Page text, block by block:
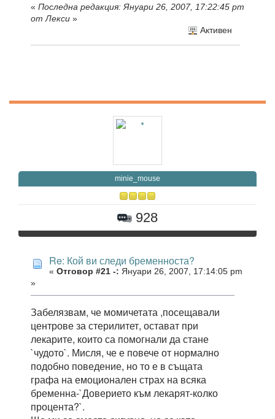
« Последна редакция: Януари 26, 2007, 17:22:45 pm
от Лекси »
Активен
minie_mouse
928
Re: Кой ви следи бременноста?
« Отговор #21 -: Януари 26, 2007, 17:14:05 pm
»
Забелязвам, че момичетата ,посещавали
центрове за стерилитет, остават при
лекарите, които са помогнали да стане
`чудото`. Мисля, че е повече от нормално
подобно поведение, но то е в същата
графа на емоционален страх на всяка
бременна-`Доверието към лекарят-колко
процента?`.